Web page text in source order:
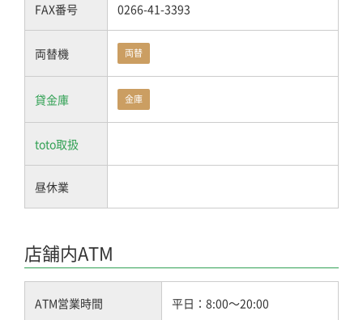
FAX番号 0266-41-3393
両替機 両替
貸金庫 金庫
toto取扱
昼休業
店舗内ATM
ATM営業時間
平日：8:00～20:00